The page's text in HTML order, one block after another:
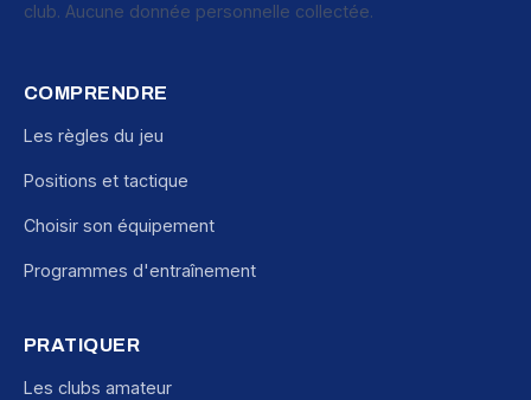
club. Aucune donnée personnelle collectée.
COMPRENDRE
Les règles du jeu
Positions et tactique
Choisir son équipement
Programmes d'entraînement
PRATIQUER
Les clubs amateur